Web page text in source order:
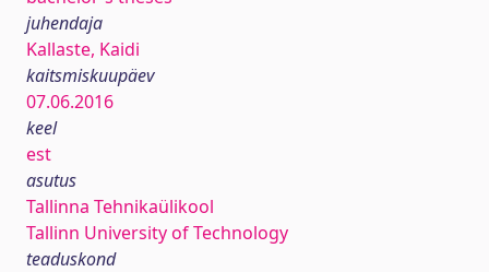
juhendaja
Kallaste, Kaidi
kaitsmiskuupäev
07.06.2016
keel
est
asutus
Tallinna Tehnikaülikool
Tallinn University of Technology
teaduskond